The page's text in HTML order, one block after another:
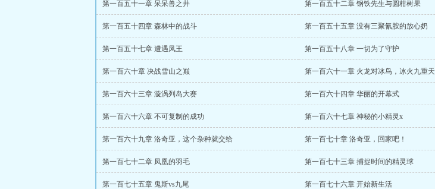
第一百五十一章 呆呆兽之井 第一百五十二章 钢铁先生与圆柑树果
第一百五十四章 森林中的战斗 第一百五十五章 没有三聚氰胺的放心奶
第一百五十七章 遭遇凤王 第一百五十八章 一切为了守护
第一百六十章 决战雪山之巅 第一百六十一章 火龙对冰鸟，冰火九重天
第一百六十三章 漩涡列岛大赛 第一百六十四章 华丽的开幕式
第一百六十六章 不可复制的成功 第一百六十七章 神秘的小精灵x
第一百六十九章 洛奇亚，这个杂种就交给 第一百七十章 洛奇亚，回家吧！
第一百七十二章 凤凰的羽毛 第一百七十三章 捕捉时间的精灵球
第一百七十五章 鬼斯vs九尾 第一百七十六章 开始新生活